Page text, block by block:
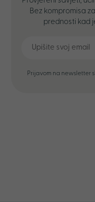
Bez kompromisa
prednosti kad
Prijavom na newsletter